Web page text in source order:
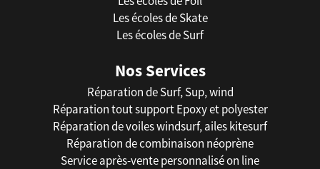
Les écoles de Skate
Les écoles de Surf
Nos Services
Réparation de Surf, Sup, wind
Réparation tout support Epoxy et polyester
Réparation de voiles windsurf, ailes kitesurf
Réparation de combinaison néoprène
Service après-vente personnalisé on line